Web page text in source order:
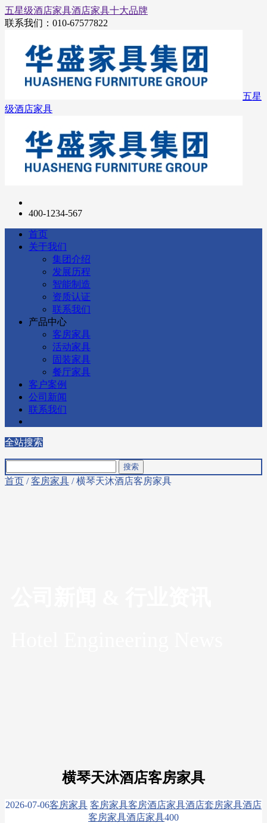
五星级酒店家具酒店家具十大品牌
联系我们： 010-67577822
五星
级酒店家具
400-1234-567
首页
关于我们
集团介绍
发展历程
智能制造
资质认证
联系我们
产品中心
客房家具
活动家具
固装家具
餐厅家具
客户案例
公司新闻
联系我们
全站搜索
首页 /客房家具 / 横琴天沐酒店客房家具
横琴天沐酒店客房家具
2026-07-06客房家具 客房家具客房酒店家具酒店套房家具酒店
客房家具酒店家具400